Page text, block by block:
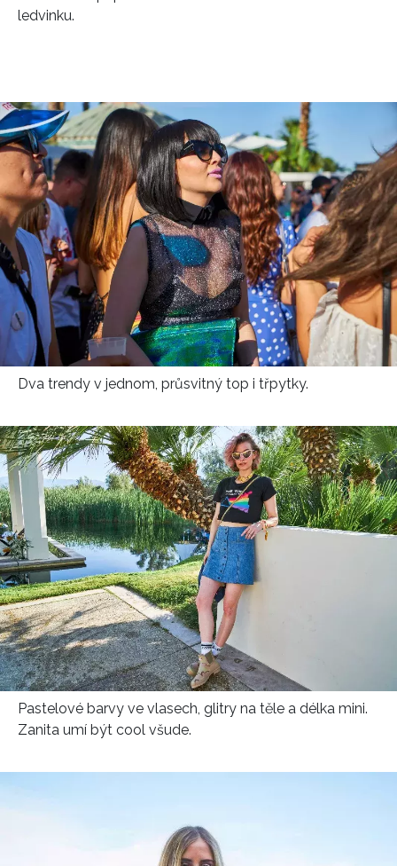
ledvinku.
Dva trendy v jednom, průsvitný top i třpytky.
Pastelové barvy ve vlasech, glitry na těle a délka mini.
Zanita umí být cool všude.